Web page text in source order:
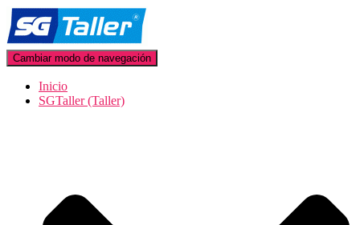
Cambiar modo de navegación
Inicio
SGTaller (Taller)